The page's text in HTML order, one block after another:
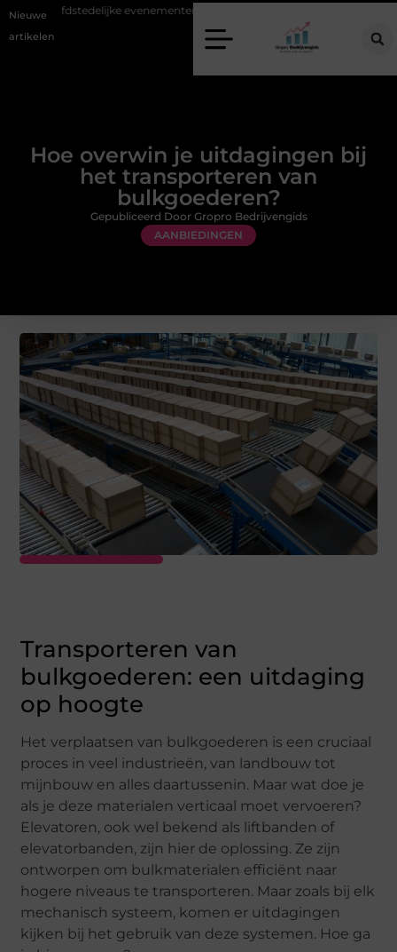
Nieuwe
artikelen
evenementen Alles over flexibele inzet van personeel
Hoe overwin je uitdagingen bij
het transporteren van
bulkgoederen?
AANBIEDINGEN
Gepubliceerd Door Gropro Bedrijvengids
Transporteren van
bulkgoederen: een uitdaging
op hoogte
Het verplaatsen van bulkgoederen is een cruciaal
proces in veel industrieën, van landbouw tot
mijnbouw en alles daartussenin. Maar wat doe je
als je deze materialen verticaal moet vervoeren?
Elevatoren, ook wel bekend als liftbanden of
elevatorbanden, zijn hier de oplossing. Ze zijn
ontworpen om bulkmaterialen efficiënt naar
hogere niveaus te transporteren. Maar zoals bij elk
mechanisch systeem, komen er uitdagingen
kijken bij het gebruik van deze systemen. Hoe ga